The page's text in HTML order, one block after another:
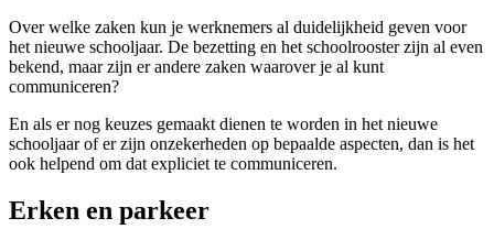
Over welke zaken kun je werknemers al duidelijkheid geven voor
het nieuwe schooljaar. De bezetting en het schoolrooster zijn al even
bekend, maar zijn er andere zaken waarover je al kunt
communiceren?
En als er nog keuzes gemaakt dienen te worden in het nieuwe
schooljaar of er zijn onzekerheden op bepaalde aspecten, dan is het
ook helpend om dat expliciet te communiceren.
Erken en parkeer